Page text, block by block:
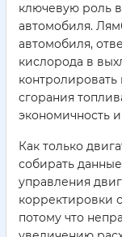
ключевую роль
автомобиля.
автомобиля,
кислорода в
сгорания
экономичность
Как только
собирать
управления
корректировки
потому что